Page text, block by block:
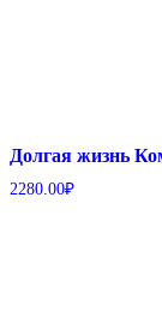
Долгая жизнь
2280.00₽